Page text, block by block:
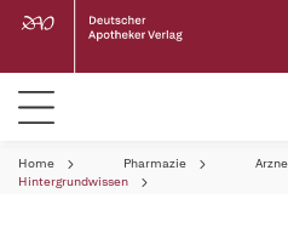
Home Pharmazie
Hintergrundwissen